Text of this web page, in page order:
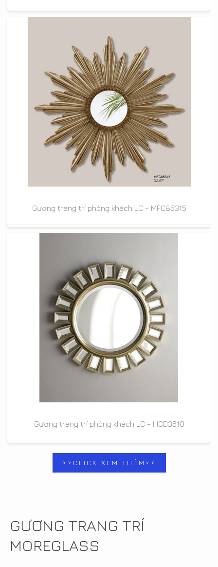
Gương trang trí phòng khách LC - MFC85315
Gương trang trí phòng khách LC - HCD3510
>>CLICK XEM THÊM<<
GƯƠNG TRANG TRÍ
MOREGLASS